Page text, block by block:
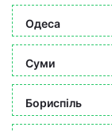
Одеса
Суми
Бориспіль